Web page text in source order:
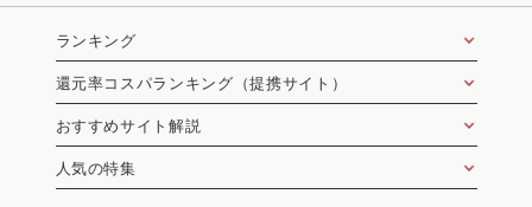
ランキング
還元率コスパランキング（提携サイト）
おすすめサイト解説
人気の特集